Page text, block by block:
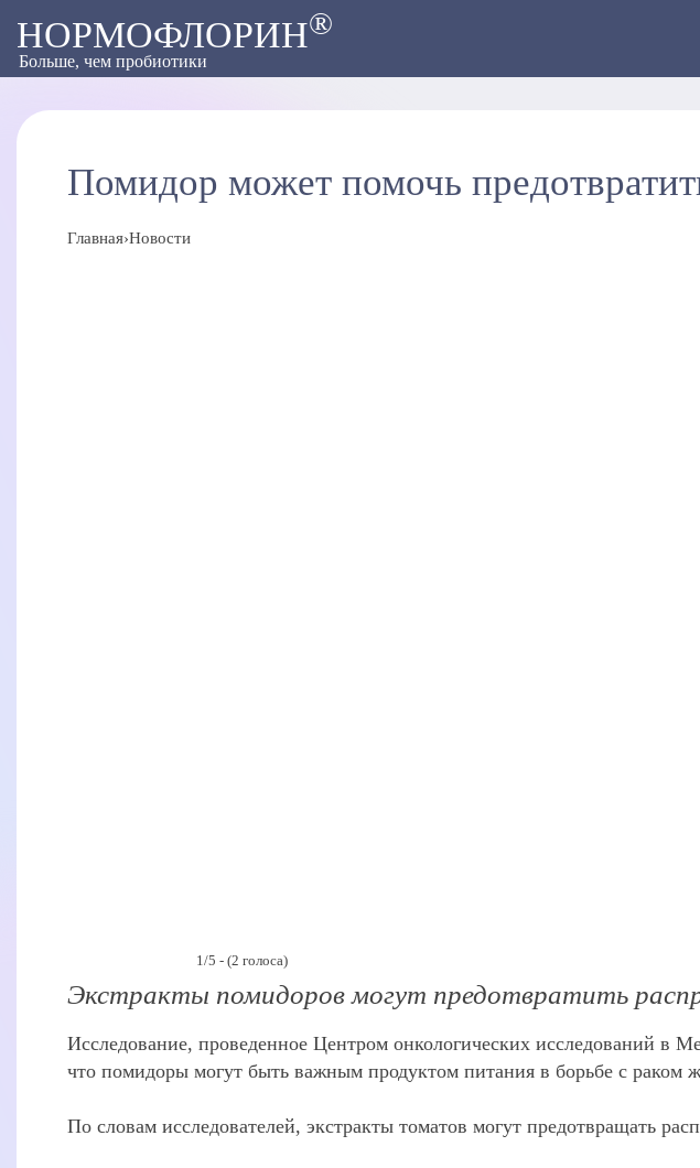
НОРМОФЛОРИН®
Больше, чем пробиотики
Помидор может помочь
Главная›Новости
1/5 - (2 голоса)
Экстракты помидоров могут предотвратить
Исследование, проведенное Центром онкологических исследований в
что помидоры могут быть важным продуктом питания в борьбе с раком
По словам исследователей, экстракты томатов могут предотвращать